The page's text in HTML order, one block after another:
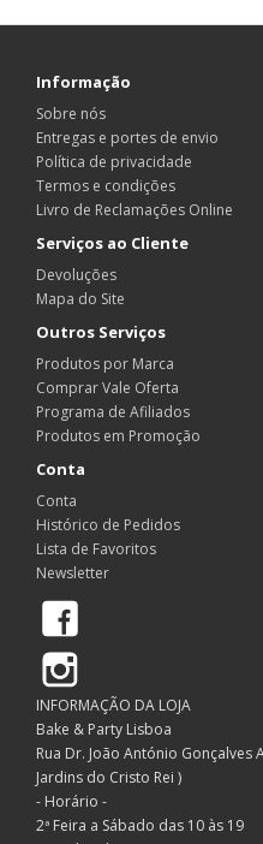
Informação
Sobre nós
Entregas e portes de envio
Política de privacidade
Termos e condições
Livro de Reclamações Online
Serviços ao Cliente
Devoluções
Mapa do Site
Outros Serviços
Produtos por Marca
Comprar Vale Oferta
Programa de Afiliados
Produtos em Promoção
Conta
Conta
Histórico de Pedidos
Lista de Favoritos
Newsletter
INFORMAÇÃO DA LOJA
Bake & Party Lisboa
Rua Dr. João António Gonçalves
Jardins do Cristo Rei )
- Horário -
2ª Feira a Sábado das 10 às 19